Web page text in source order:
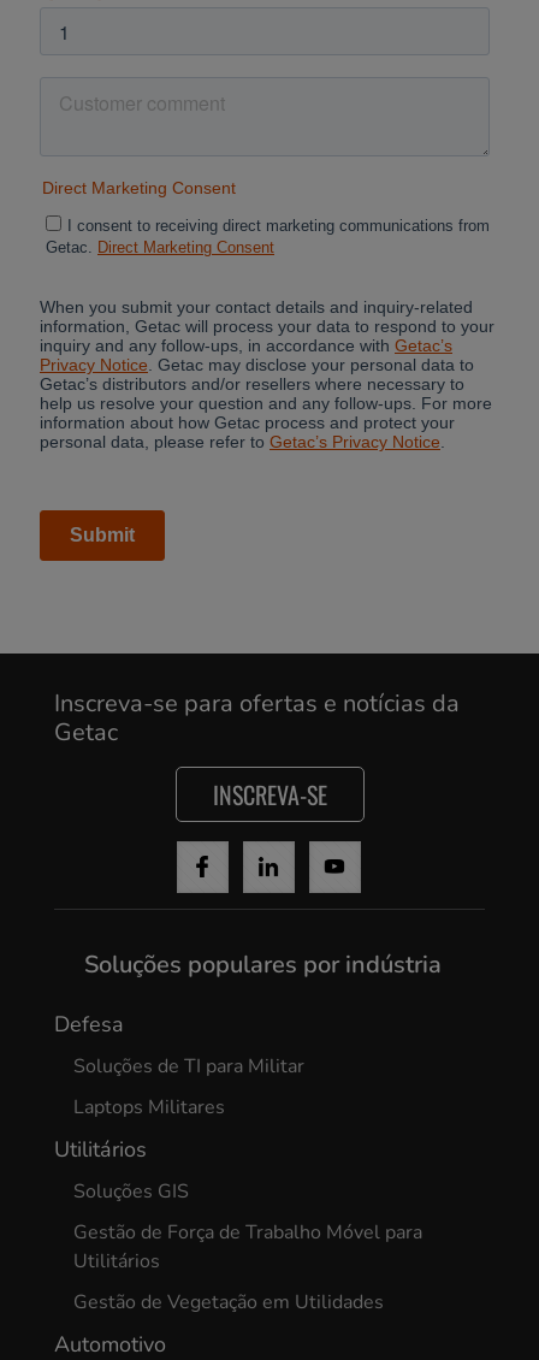
Inscreva-se para ofertas e notícias da
Getac
INSCREVA-SE
Soluções populares por indústria
Defesa
Soluções de TI para Militar
Laptops Militares
Utilitários
Soluções GIS
Gestão de Força de Trabalho Móvel para
Utilitários
Gestão de Vegetação em Utilidades
Automotivo